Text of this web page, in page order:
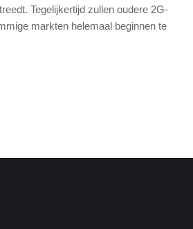
Tegelijkertijd zullen oudere 2G-
markten helemaal beginnen te